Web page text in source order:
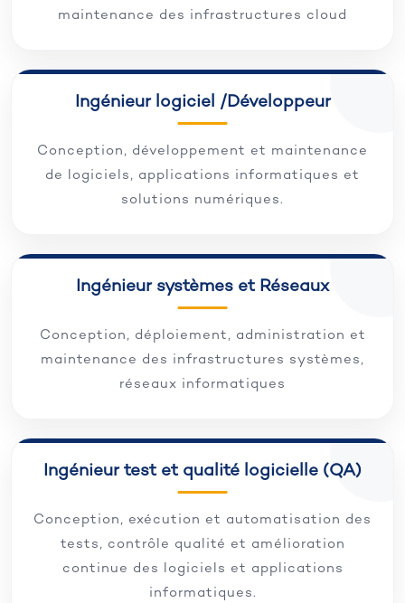
maintenance des infrastructures cloud
Ingénieur logiciel /Développeur
Conception, développement et maintenance
de logiciels, applications informatiques et
solutions numériques.
Ingénieur systèmes et Réseaux
Conception, déploiement, administration et
maintenance des infrastructures systèmes,
réseaux informatiques
Ingénieur test et qualité logicielle (QA)
Conception, exécution et automatisation des
tests, contrôle qualité et amélioration
continue des logiciels et applications
informatiques.